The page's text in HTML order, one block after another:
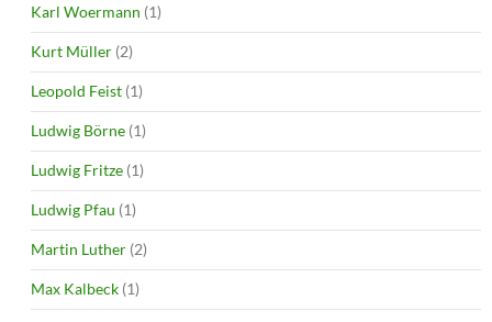
Karl Woermann (1)
Kurt Müller (2)
Leopold Feist (1)
Ludwig Börne (1)
Ludwig Fritze (1)
Ludwig Pfau (1)
Martin Luther (2)
Max Kalbeck (1)